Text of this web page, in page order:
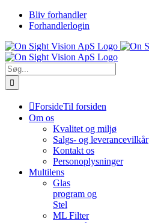
Skip
Bliv forhandler
Forhandlerlogin
Søg
efter:
ForsideTil forsiden
Om os
Kvalitet og miljø
Salgs- og leverancevilkår
Kontakt os
Personoplysninger
Multilens
Glas
program og
Stel
ML Filter